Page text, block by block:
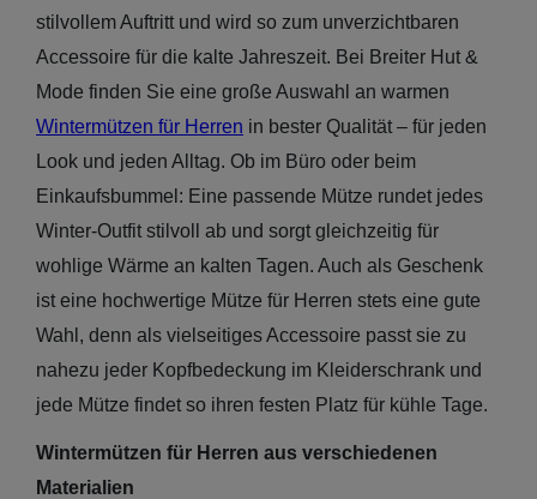
Sale: Caps
stilvollem Auftritt und wird so zum unverzichtbaren
Accessoire für die kalte Jahreszeit. Bei Breiter Hut &
Mode finden Sie eine große Auswahl an warmen
Wintermützen für Herren in bester Qualität – für jeden
Look und jeden Alltag. Ob im Büro oder beim
Einkaufsbummel: Eine passende Mütze rundet jedes
Winter-Outfit stilvoll ab und sorgt gleichzeitig für
wohlige Wärme an kalten Tagen. Auch als Geschenk
ist eine hochwertige Mütze für Herren stets eine gute
Wahl, denn als vielseitiges Accessoire passt sie zu
nahezu jeder Kopfbedeckung im Kleiderschrank und
jede Mütze findet so ihren festen Platz für kühle Tage.
Wintermützen für Herren aus verschiedenen
Materialien